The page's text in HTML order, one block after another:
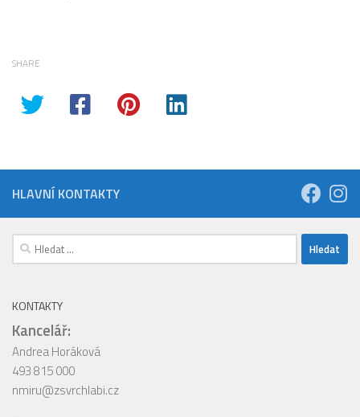
SHARE
HLAVNÍ KONTAKTY
Vyhledávání
KONTAKTY
Kancelář:
Andrea Horáková
493 815 000
nmiru@zsvrchlabi.cz